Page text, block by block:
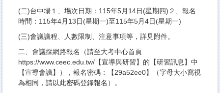
(二)台中場１、場次日期：115年5月14日(星期四)２、報名
時間：115年4月13日(星期一)至115年5月4日(星期一)
(三)會議議程、人數限制、注意事項等，詳見附件。
二、會議採網路報名（請至大考中心首頁
https://www.ceec.edu.tw/【宣導與研習】的【研習訊息】中
【宣導會議】），報名密碼：【29a52ee0】（字母大小寫視
為相同，請以此密碼登錄報名）。